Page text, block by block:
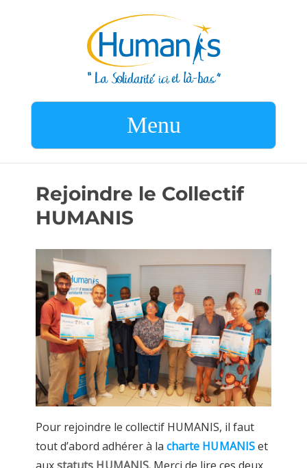
Menu
Rejoindre le Collectif
HUMANIS
Pour rejoindre le collectif HUMANIS, il faut
tout d’abord adhérer à la charte HUMANISet